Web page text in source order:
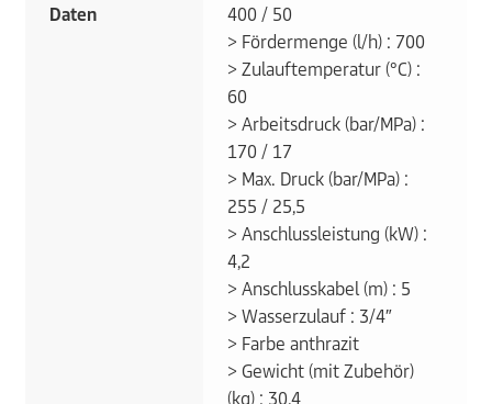
Daten
400 / 50
> Fördermenge (l/h) : 700
> Zulauftemperatur (°C) :
60
> Arbeitsdruck (bar/MPa) :
170 / 17
> Max. Druck (bar/MPa) :
255 / 25,5
> Anschlussleistung (kW) :
4,2
> Anschlusskabel (m) : 5
> Wasserzulauf : 3/4″
> Farbe anthrazit
> Gewicht (mit Zubehör)
(kg) : 30,4